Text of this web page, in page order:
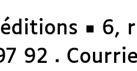
◼ 6,
92
◼